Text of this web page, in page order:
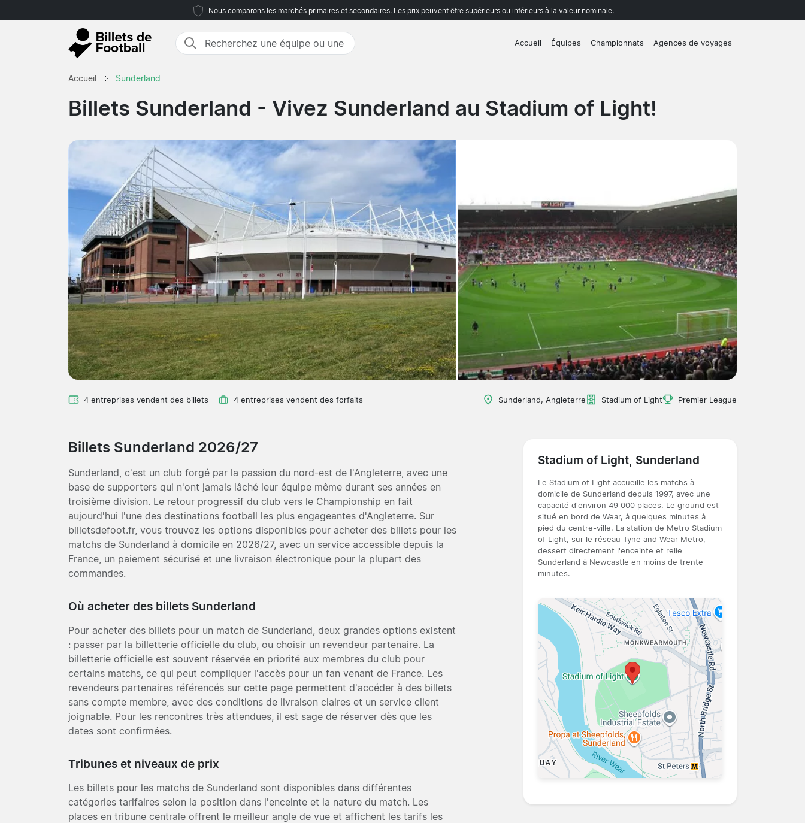
Nous comparons les marchés primaires et secondaires. Les prix peuvent être supérieurs ou inférieurs à la valeur nominale.
Accueil Équipes Championnats Agences de voyages
Accueil Sunderland
Billets Sunderland - Vivez Sunderland au Stadium of Light!
4 entreprises vendent des billets 4 entreprises vendent des forfaits Sunderland, Angleterre Stadium of Light Premier League
Billets Sunderland 2026/27
Sunderland, c'est un club forgé par la passion du nord-est de l'Angleterre, avec une
base de supporters qui n'ont jamais lâché leur équipe même durant ses années en
troisième division. Le retour progressif du club vers le Championship en fait
aujourd'hui l'une des destinations football les plus engageantes d'Angleterre. Sur
billetsdefoot.fr, vous trouvez les options disponibles pour acheter des billets pour les
matchs de Sunderland à domicile en 2026/27, avec un service accessible depuis la
France, un paiement sécurisé et une livraison électronique pour la plupart des
commandes.
Où acheter des billets Sunderland
Pour acheter des billets pour un match de Sunderland, deux grandes options existent
: passer par la billetterie officielle du club, ou choisir un revendeur partenaire. La
billetterie officielle est souvent réservée en priorité aux membres du club pour
certains matchs, ce qui peut compliquer l'accès pour un fan venant de France. Les
revendeurs partenaires référencés sur cette page permettent d'accéder à des billets
sans compte membre, avec des conditions de livraison claires et un service client
joignable. Pour les rencontres très attendues, il est sage de réserver dès que les
dates sont confirmées.
Tribunes et niveaux de prix
Les billets pour les matchs de Sunderland sont disponibles dans différentes
catégories tarifaires selon la position dans l'enceinte et la nature du match. Les
places en tribune centrale offrent le meilleur angle de vue et affichent les tarifs les
Stadium of Light, Sunderland
Le Stadium of Light accueille les matchs à
domicile de Sunderland depuis 1997, avec une
capacité d'environ 49 000 places. Le ground est
situé en bord de Wear, à quelques minutes à
pied du centre-ville. La station de Metro Stadium
of Light, sur le réseau Tyne and Wear Metro,
dessert directement l'enceinte et relie
Sunderland à Newcastle en moins de trente
minutes.